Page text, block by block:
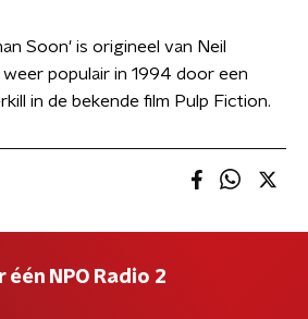
Soon' is origineel van Neil
weer populair in 1994 door een
in de bekende film Pulp Fiction.
één NPO Radio 2